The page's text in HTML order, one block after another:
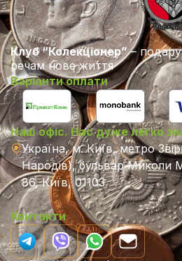
Клуб “Колекціонер”–
речам нове життя
Варіанти оплати
Наш офіс. Нас дуже легко
Україна, м. Київ, метро
Народів), бульвар Миколи
86, Київ, 01103
Контакти